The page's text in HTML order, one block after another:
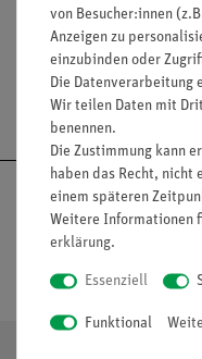
von Besucher:innen
Anzeigen zu
einzubinden oder
Die Datenverarbeitung
Wir teilen Daten mit
benennen.
Die Zustimmung kann
haben das Recht,
einem späteren
Weitere Informationen
erklärung.
Essenziell
Funktional